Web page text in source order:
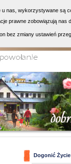
Dogonić Życie
nas, wykorzystywane są
prawne zobowiązują nas
bez zmiany ustawień